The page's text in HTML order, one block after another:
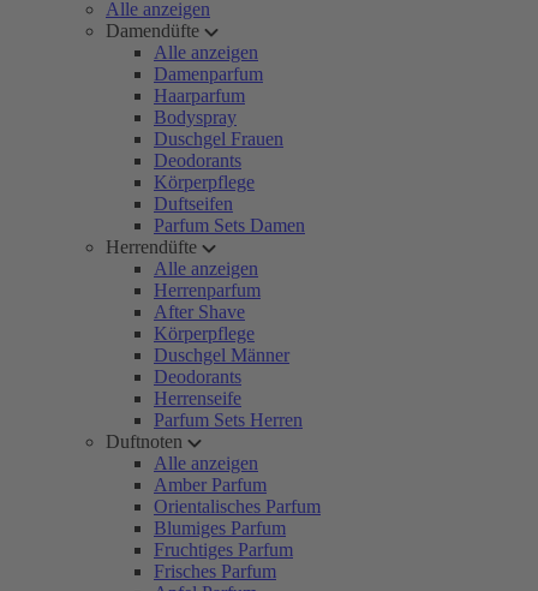
Alle anzeigen
Damendüfte
Alle anzeigen
Damenparfum
Haarparfum
Bodyspray
Duschgel Frauen
Deodorants
Körperpflege
Duftseifen
Parfum Sets Damen
Herrendüfte
Alle anzeigen
Herrenparfum
After Shave
Körperpflege
Duschgel Männer
Deodorants
Herrenseife
Parfum Sets Herren
Duftnoten
Alle anzeigen
Amber Parfum
Orientalisches Parfum
Blumiges Parfum
Fruchtiges Parfum
Frisches Parfum